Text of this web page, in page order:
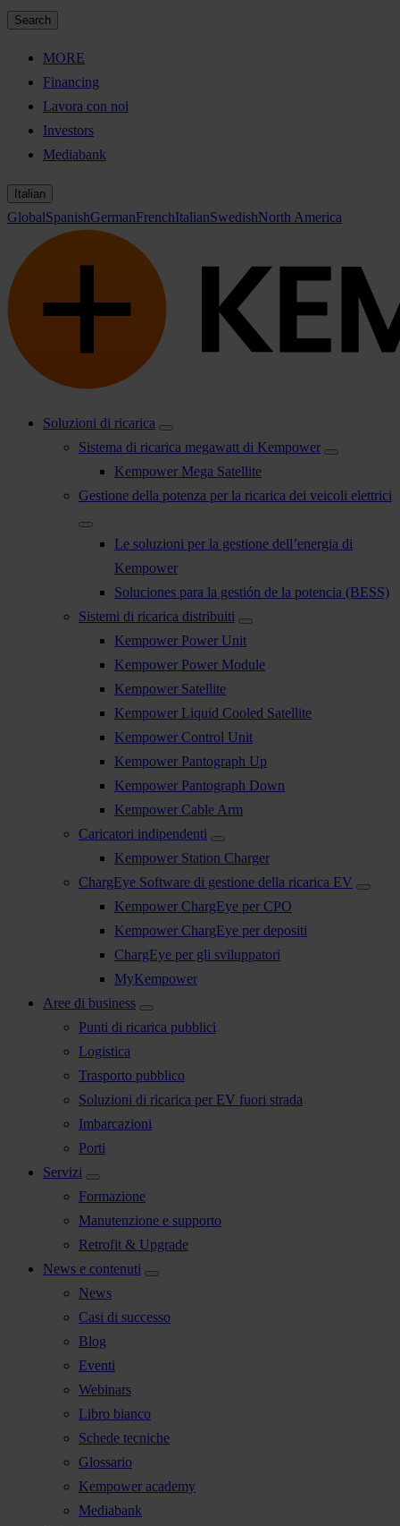
Search
MORE
Financing
Lavora con noi
Investors
Mediabank
Italian
GlobalSpanishGermanFrenchItalianSwedishNorth America
Soluzioni di ricarica
Sistema di ricarica megawatt di Kempower
Kempower Mega Satellite
Gestione della potenza per la ricarica dei veicoli elettrici
Le soluzioni per la gestione dell’energia di
Kempower
Soluciones para la gestión de la potencia (BESS)
Sistemi di ricarica distribuiti
Kempower Power Unit
Kempower Power Module
Kempower Satellite
Kempower Liquid Cooled Satellite
Kempower Control Unit
Kempower Pantograph Up
Kempower Pantograph Down
Kempower Cable Arm
Caricatori indipendenti
Kempower Station Charger
ChargEye Software di gestione della ricarica EV
Kempower ChargEye per CPO
Kempower ChargEye per depositi
ChargEye per gli sviluppatori
MyKempower
Aree di business
Punti di ricarica pubblici
Logistica
Trasporto pubblico
Soluzioni di ricarica per EV fuori strada
Imbarcazioni
Porti
Servizi
Formazione
Manutenzione e supporto
Retrofit & Upgrade
News e contenuti
News
Casi di successo
Blog
Eventi
Webinars
Libro bianco
Schede tecniche
Glossario
Kempower academy
Mediabank